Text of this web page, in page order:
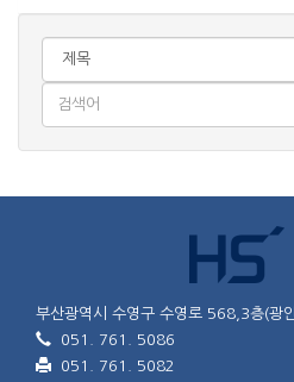
부산광역시 수영구 수영로 568,3층(광
051. 761. 5086
051. 761. 5082